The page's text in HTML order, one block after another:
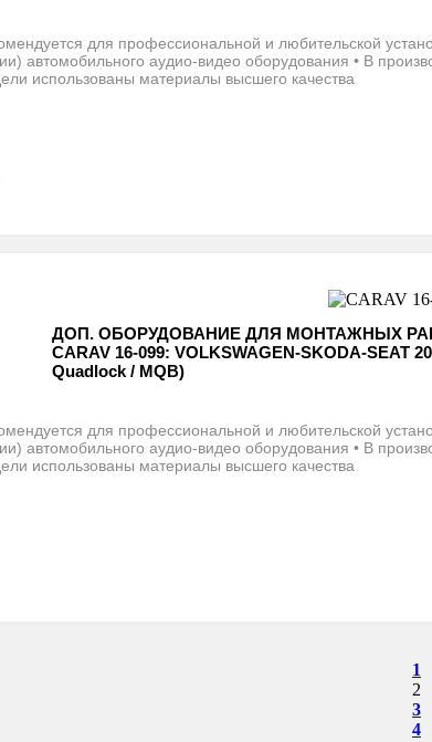
для профессиональной и любительской
автомобильного аудио-видео оборудования • В
использованы материалы высшего качества
ДОП. ОБОРУДОВАНИЕ ДЛЯ МОНТАЖНЫХ
CARAV 16-099: VOLKSWAGEN-SKODA-SEAT
Quadlock / MQB)
для профессиональной и любительской
автомобильного аудио-видео оборудования • В
использованы материалы высшего качества
1
2
3
4